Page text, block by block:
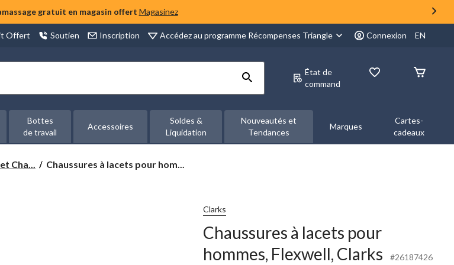
gratuit en magasin offert Magasinez
Offert Soutien Inscription Accédez au programme Récompenses Triangle Connexion EN
État de
command
Bottes
de travail
Accessoires
Soldes &
Liquidation
Nouveautés et
Tendances
Marques
Cartes-
cadeaux
Cha...
Chaussures
Chaussures à lacets pour hom...
Clarks
Chaussures à lacets pour
hommes, Flexwell, Clarks
#26187426